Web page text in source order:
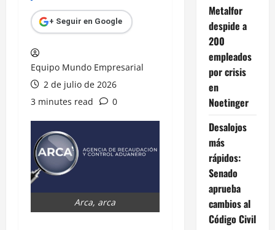
+ Seguir en Google
Equipo Mundo Empresarial
2 de julio de 2026
3 minutes read
0
Arca, arca
Metalfor
despide a
200
empleados
por crisis
en
Noetinger
Desalojos
más
rápidos:
Senado
aprueba
cambios al
Código Civil